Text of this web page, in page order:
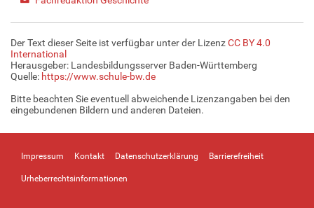
Der Text dieser Seite ist verfügbar unter der LizenzCC BY 4.0
International
Herausgeber: Landesbildungsserver Baden-Württemberg
Quelle: https://www.schule-bw.de
Bitte beachten Sie eventuell abweichende Lizenzangaben bei den
eingebundenen Bildern und anderen Dateien.
Impressum Kontakt Datenschutzerklärung Barrierefreiheit
Urheberrechtsinformationen